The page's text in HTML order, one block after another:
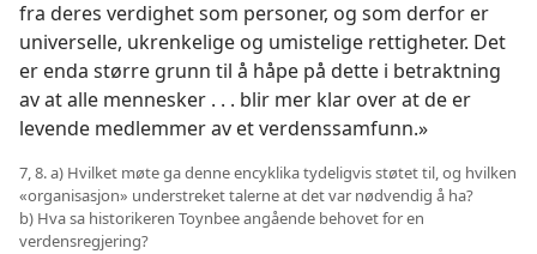
fra deres verdighet som personer, og som derfor er
universelle, ukrenkelige og umistelige rettigheter. Det
er enda større grunn til å håpe på dette i betraktning
av at alle mennesker . . . blir mer klar over at de er
levende medlemmer av et verdenssamfunn.»
7, 8. a) Hvilket møte ga denne encyklika tydeligvis støtet til, og hvilken
«organisasjon» understreket talerne at det var nødvendig å ha?
b) Hva sa historikeren Toynbee angående behovet for en
verdensregjering?